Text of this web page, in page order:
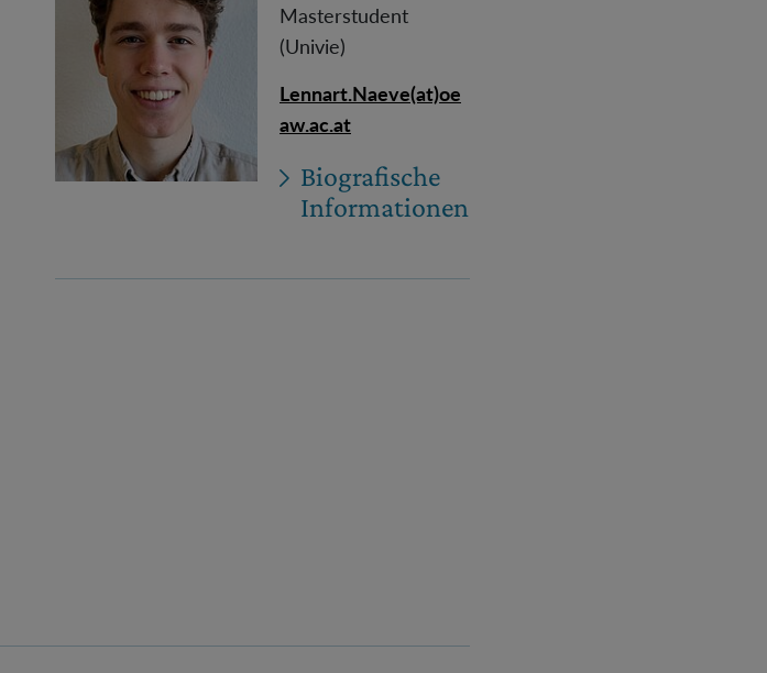
Masterstudent
(Univie)
Lennart.Naeve(at)oe
aw.ac.at
Biografische
Informationen